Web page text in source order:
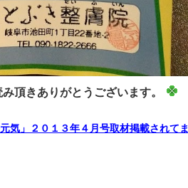
頂きありがとうございます。
気」２０１３年４月号取材掲載されてま